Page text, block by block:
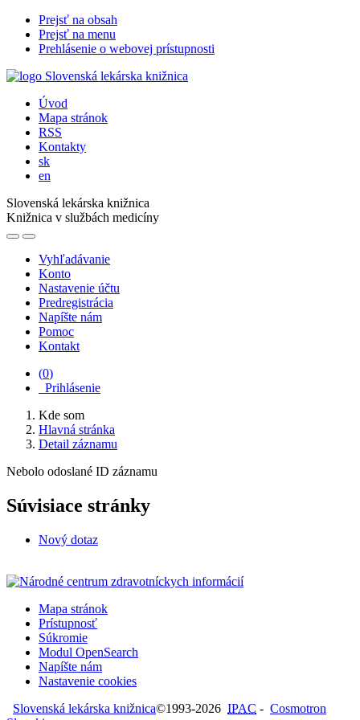
Prejsť na obsah
Prejsť na menu
Prehlásenie o webovej prístupnosti
Úvod
Mapa stránok
RSS
Kontakty
sk
en
Slovenská lekárska knižnica
Knižnica v službách medicíny
Vyhľadávanie
Konto
Nastavenie účtu
Predregistrácia
Napíšte nám
Pomoc
Kontakt
(0)
Prihlásenie
Kde som
Hlavná stránka
Detail záznamu
Nebolo odoslané ID záznamu
Súvisiace stránky
Nový dotaz
Mapa stránok
Prístupnosť
Súkromie
Modul OpenSearch
Napíšte nám
Nastavenie cookies
Slovenská lekárska knižnica©1993-2026 IPAC - Cosmotron